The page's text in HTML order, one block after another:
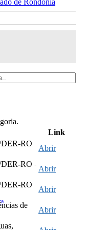
Link
DER-RO
Abrir
DER-RO - Abrir
DER-RO
Abrir
de
Abrir